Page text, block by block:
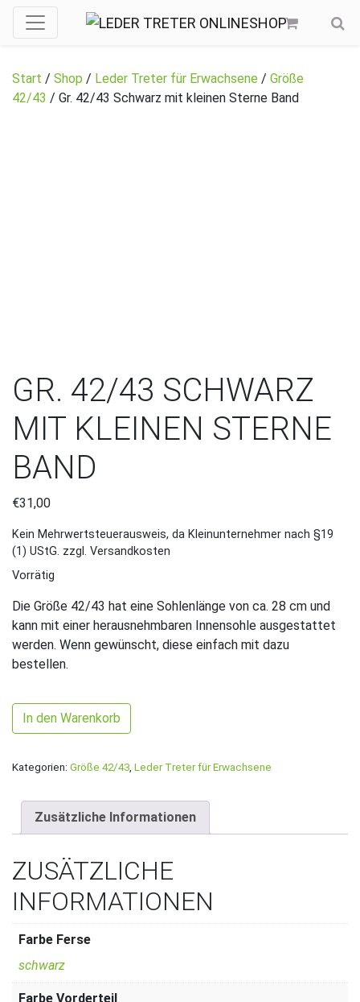
Start / Shop / Leder Treter für Erwachsene / Größe
42/43 / Gr. 42/43 Schwarz mit kleinen Sterne Band
GR. 42/43 SCHWARZ
MIT KLEINEN STERNE
BAND
€31,00
Kein Mehrwertsteuerausweis, da Kleinunternehmer nach §19
(1) UStG. zzgl. Versandkosten
Vorrätig
Die Größe 42/43 hat eine Sohlenlänge von ca. 28 cm und
kann mit einer herausnehmbaren Innensohle ausgestattet
werden. Wenn gewünscht, diese einfach mit dazu
bestellen.
Gr. 42/43 Schwarz mit kleinen Sterne Band Menge
In den Warenkorb
Kategorien: Größe 42/43 Leder Treter für Erwachsene
Zusätzliche Informationen
ZUSÄTZLICHE
INFORMATIONEN
Farbe Ferse
schwarz
Farbe Vorderteil